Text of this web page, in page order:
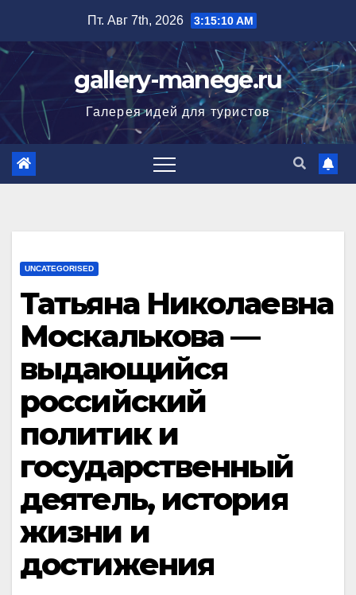
содержимому
Пт. Авг 7th, 2026 3:15:11 AM
gallery-manege.ru
Галерея идей для туристов
UNCATEGORISED
Татьяна Николаевна
Москалькова —
выдающийся
российский
политик и
государственный
деятель, история
жизни и
достижения